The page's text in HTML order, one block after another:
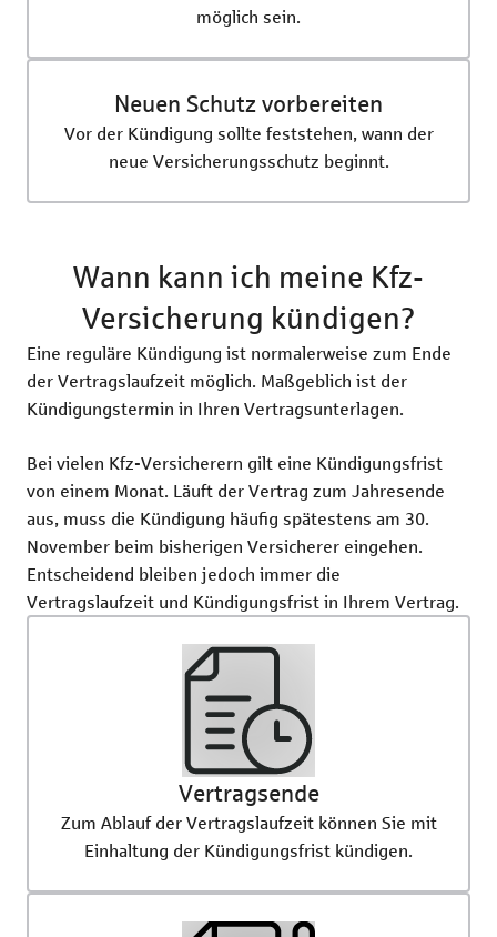
möglich sein.
Neuen Schutz vorbereiten
Vor der Kündigung sollte feststehen, wann der
neue Versicherungsschutz beginnt.
Wann kann ich meine Kfz-
Versicherung kündigen?
Eine reguläre Kündigung ist normalerweise zum Ende
der Vertragslaufzeit möglich. Maßgeblich ist der
Kündigungstermin in Ihren Vertragsunterlagen.
Bei vielen Kfz-Versicherern gilt eine Kündigungsfrist
von einem Monat. Läuft der Vertrag zum Jahresende
aus, muss die Kündigung häufig spätestens am 30.
November beim bisherigen Versicherer eingehen.
Entscheidend bleiben jedoch immer die
Vertragslaufzeit und Kündigungsfrist in Ihrem Vertrag.
Vertragsende
Zum Ablauf der Vertragslaufzeit können Sie mit
Einhaltung der Kündigungsfrist kündigen.